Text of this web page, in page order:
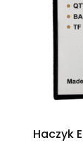
Haczyk